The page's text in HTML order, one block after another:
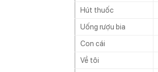
Hút thuốc
Uống rượu bia
Con cái
Về tôi